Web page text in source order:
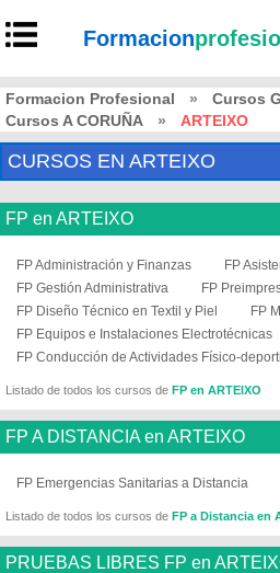
Formacion
Formacion Profesional » Cursos
Cursos A CORUÑA
» ARTEIXO
CURSOS EN ARTEIXO
FP en ARTEIXO
FP Administración y Finanzas
FP
FP Gestión Administrativa
FP
FP Diseño Técnico en Textil y Piel
FP
FP Equipos e Instalaciones Electrotécnicas
FP Conducción de Actividades Físico-
Listado de todos los cursos de FP en ARTEIXO
FP A DISTANCIA en ARTEIXO
FP Emergencias Sanitarias a Distancia
Listado de todos los cursos de FP a Distancia en
PRUEBAS LIBRES FP en